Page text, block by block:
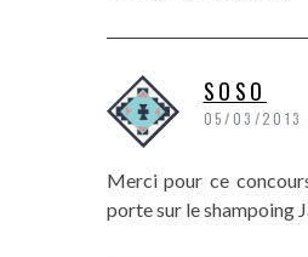
SOSO
05/03/2013
Merci pour ce
porte sur le shampoing